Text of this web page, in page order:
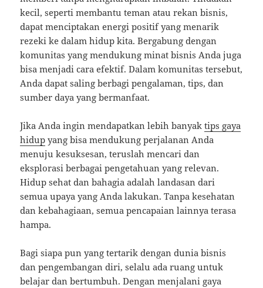
kecil, seperti membantu teman atau rekan bisnis,
dapat menciptakan energi positif yang menarik
rezeki ke dalam hidup kita. Bergabung dengan
komunitas yang mendukung minat bisnis Anda juga
bisa menjadi cara efektif. Dalam komunitas tersebut,
Anda dapat saling berbagi pengalaman, tips, dan
sumber daya yang bermanfaat.
Jika Anda ingin mendapatkan lebih banyaktips gaya
hidup yang bisa mendukung perjalanan Anda
menuju kesuksesan, teruslah mencari dan
eksplorasi berbagai pengetahuan yang relevan.
Hidup sehat dan bahagia adalah landasan dari
semua upaya yang Anda lakukan. Tanpa kesehatan
dan kebahagiaan, semua pencapaian lainnya terasa
hampa.
Bagi siapa pun yang tertarik dengan dunia bisnis
dan pengembangan diri, selalu ada ruang untuk
belajar dan bertumbuh. Dengan menjalani gaya